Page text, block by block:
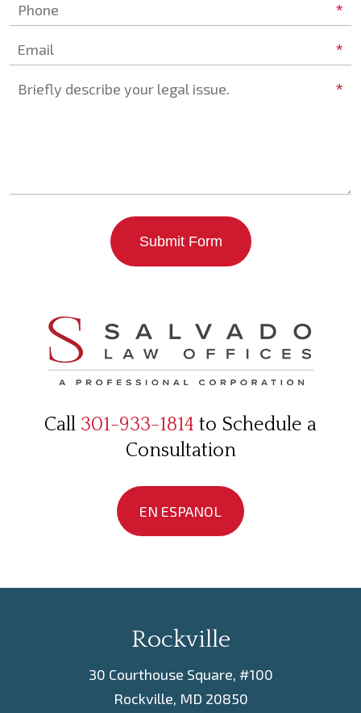
*
*
*
Submit Form
Call 301-933-1814 to Schedule a
Consultation
EN ESPANOL
Rockville
30 Courthouse Square, #100
Rockville, MD 20850